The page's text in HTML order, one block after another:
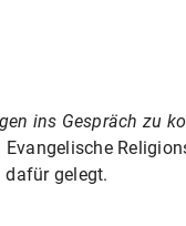
ins Gespräch zu
gelegt.